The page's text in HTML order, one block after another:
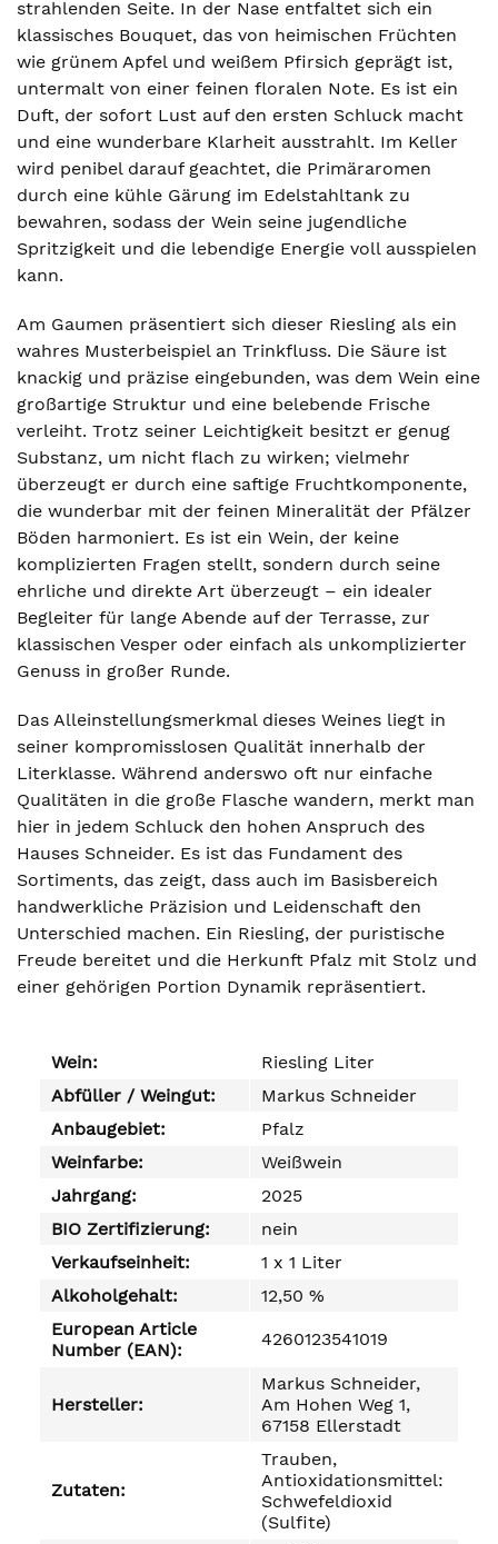
strahlenden Seite. In der Nase entfaltet sich ein
klassisches Bouquet, das von heimischen Früchten
wie grünem Apfel und weißem Pfirsich geprägt ist,
untermalt von einer feinen floralen Note. Es ist ein
Duft, der sofort Lust auf den ersten Schluck macht
und eine wunderbare Klarheit ausstrahlt. Im Keller
wird penibel darauf geachtet, die Primäraromen
durch eine kühle Gärung im Edelstahltank zu
bewahren, sodass der Wein seine jugendliche
Spritzigkeit und die lebendige Energie voll ausspielen
kann.
Am Gaumen präsentiert sich dieser Riesling als ein
wahres Musterbeispiel an Trinkfluss. Die Säure ist
knackig und präzise eingebunden, was dem Wein eine
großartige Struktur und eine belebende Frische
verleiht. Trotz seiner Leichtigkeit besitzt er genug
Substanz, um nicht flach zu wirken; vielmehr
überzeugt er durch eine saftige Fruchtkomponente,
die wunderbar mit der feinen Mineralität der Pfälzer
Böden harmoniert. Es ist ein Wein, der keine
komplizierten Fragen stellt, sondern durch seine
ehrliche und direkte Art überzeugt – ein idealer
Begleiter für lange Abende auf der Terrasse, zur
klassischen Vesper oder einfach als unkomplizierter
Genuss in großer Runde.
Das Alleinstellungsmerkmal dieses Weines liegt in
seiner kompromisslosen Qualität innerhalb der
Literklasse. Während anderswo oft nur einfache
Qualitäten in die große Flasche wandern, merkt man
hier in jedem Schluck den hohen Anspruch des
Hauses Schneider. Es ist das Fundament des
Sortiments, das zeigt, dass auch im Basisbereich
handwerkliche Präzision und Leidenschaft den
Unterschied machen. Ein Riesling, der puristische
Freude bereitet und die Herkunft Pfalz mit Stolz und
einer gehörigen Portion Dynamik repräsentiert.
Wein:
Riesling Liter
Abfüller / Weingut:
Markus Schneider
Anbaugebiet:
Pfalz
Weinfarbe:
Weißwein
Jahrgang:
2025
BIO Zertifizierung:
nein
Verkaufseinheit:
1 x 1 Liter
Alkoholgehalt:
12,50 %
European Article
Number (EAN):
4260123541019
Hersteller:
Markus Schneider,
Am Hohen Weg 1,
67158 Ellerstadt
Zutaten:
Trauben,
Antioxidationsmittel:
Schwefeldioxid
(Sulfite)